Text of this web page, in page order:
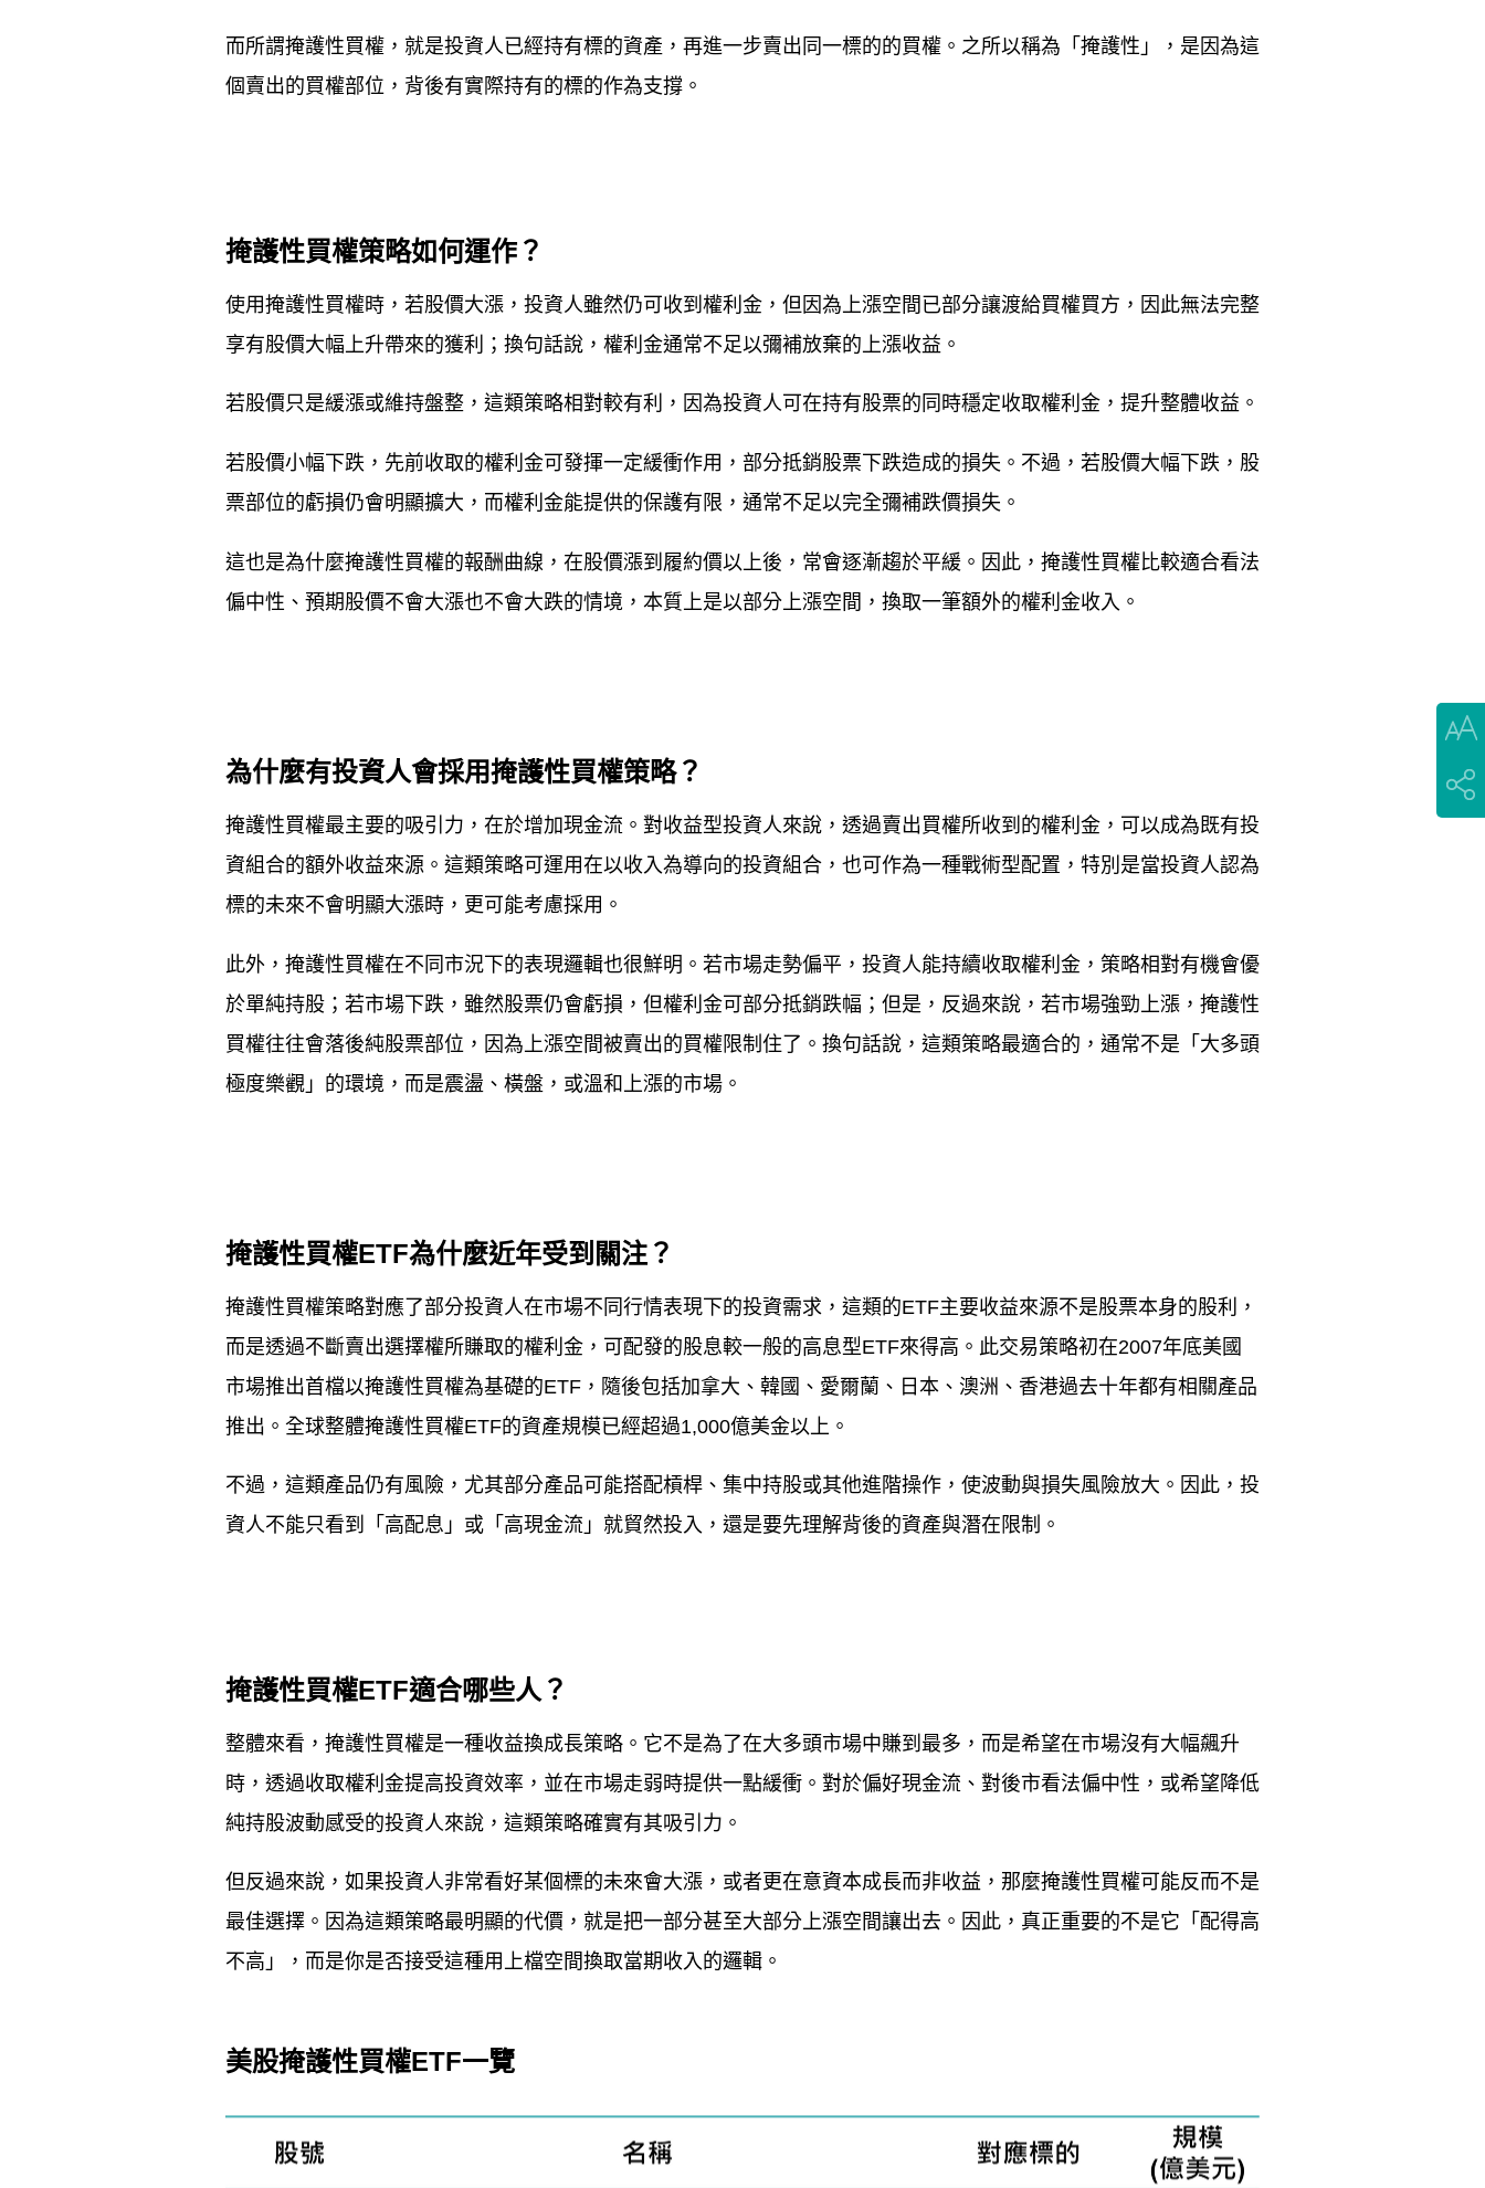
而所謂掩護性買權，就是投資人已經持有標的資產，再進一步賣出同一標的的買權。之所以稱為「掩護性」，是因為這
個賣出的買權部位，背後有實際持有的標的作為支撐。
掩護性買權策略如何運作？
使用掩護性買權時，若股價大漲，投資人雖然仍可收到權利金，但因為上漲空間已部分讓渡給買權買方，因此無法完整
享有股價大幅上升帶來的獲利；換句話說，權利金通常不足以彌補放棄的上漲收益。
若股價只是緩漲或維持盤整，這類策略相對較有利，因為投資人可在持有股票的同時穩定收取權利金，提升整體收益。
若股價小幅下跌，先前收取的權利金可發揮一定緩衝作用，部分抵銷股票下跌造成的損失。不過，若股價大幅下跌，股
票部位的虧損仍會明顯擴大，而權利金能提供的保護有限，通常不足以完全彌補跌價損失。
這也是為什麼掩護性買權的報酬曲線，在股價漲到履約價以上後，常會逐漸趨於平緩。因此，掩護性買權比較適合看法
偏中性、預期股價不會大漲也不會大跌的情境，本質上是以部分上漲空間，換取一筆額外的權利金收入。
為什麼有投資人會採用掩護性買權策略？
掩護性買權最主要的吸引力，在於增加現金流。對收益型投資人來說，透過賣出買權所收到的權利金，可以成為既有投
資組合的額外收益來源。這類策略可運用在以收入為導向的投資組合，也可作為一種戰術型配置，特別是當投資人認為
標的未來不會明顯大漲時，更可能考慮採用。
此外，掩護性買權在不同市況下的表現邏輯也很鮮明。若市場走勢偏平，投資人能持續收取權利金，策略相對有機會優
於單純持股；若市場下跌，雖然股票仍會虧損，但權利金可部分抵銷跌幅；但是，反過來說，若市場強勁上漲，掩護性
買權往往會落後純股票部位，因為上漲空間被賣出的買權限制住了。換句話說，這類策略最適合的，通常不是「大多頭
極度樂觀」的環境，而是震盪、橫盤，或溫和上漲的市場。
掩護性買權ETF為什麼近年受到關注？
掩護性買權策略對應了部分投資人在市場不同行情表現下的投資需求，這類的ETF主要收益來源不是股票本身的股利，
而是透過不斷賣出選擇權所賺取的權利金，可配發的股息較一般的高息型ETF來得高。此交易策略初在2007年底美國
市場推出首檔以掩護性買權為基礎的ETF，隨後包括加拿大、韓國、愛爾蘭、日本、澳洲、香港過去十年都有相關產品
推出。全球整體掩護性買權ETF的資產規模已經超過1,000億美金以上。
不過，這類產品仍有風險，尤其部分產品可能搭配槓桿、集中持股或其他進階操作，使波動與損失風險放大。因此，投
資人不能只看到「高配息」或「高現金流」就貿然投入，還是要先理解背後的資產與潛在限制。
掩護性買權ETF適合哪些人？
整體來看，掩護性買權是一種收益換成長策略。它不是為了在大多頭市場中賺到最多，而是希望在市場沒有大幅飆升
時，透過收取權利金提高投資效率，並在市場走弱時提供一點緩衝。對於偏好現金流、對後市看法偏中性，或希望降低
純持股波動感受的投資人來說，這類策略確實有其吸引力。
但反過來說，如果投資人非常看好某個標的未來會大漲，或者更在意資本成長而非收益，那麼掩護性買權可能反而不是
最佳選擇。因為這類策略最明顯的代價，就是把一部分甚至大部分上漲空間讓出去。因此，真正重要的不是它「配得高
不高」，而是你是否接受這種用上檔空間換取當期收入的邏輯。
美股掩護性買權ETF一覽